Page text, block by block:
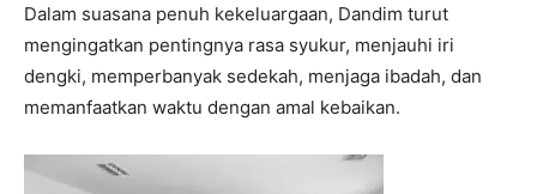
Dalam suasana penuh kekeluargaan, Dandim turut
mengingatkan pentingnya rasa syukur, menjauhi iri
dengki, memperbanyak sedekah, menjaga ibadah, dan
memanfaatkan waktu dengan amal kebaikan.